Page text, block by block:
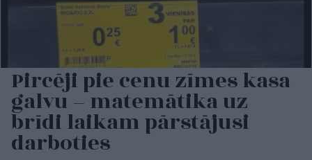
Pircēji pie cenu zīmes kasa
galvu – matemātika uz
brīdi laikam pārstājusi
darboties